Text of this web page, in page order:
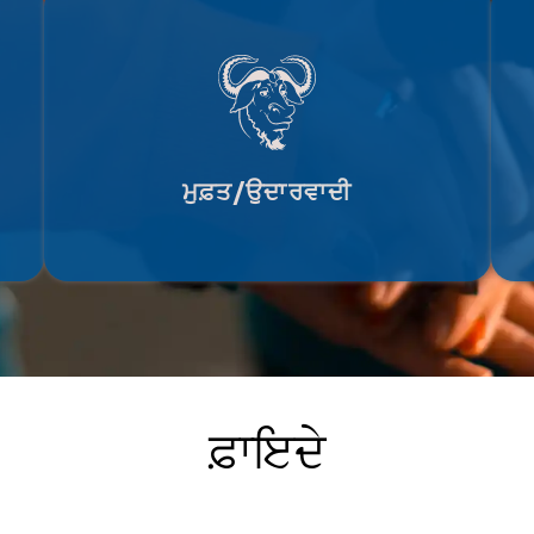
ਮੁਫ਼ਤ/ਉਦਾਰਵਾਦੀ
ਜਾਮੀ ਇੱਕ GNU ਪ੍ਰੋਜੈਕਟ ਹੈ ਜੋ ਫ੍ਰੀ ਸੌਫਟਵੇਅਰ
ਫਾਊਂਡੇਸ਼ਨ ਦੁਆਰਾ ਸਮਰਥਤ ਹੈ ਅਤੇ GNU GPLv3
ਫ਼ਾਇਦੇ